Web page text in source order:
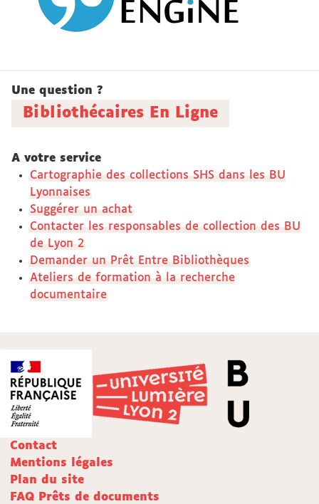
Une question ?
Bibliothécaires En Ligne
A votre service
Cartographie des collections SHS dans les BU
Lyonnaises
Suggérer un achat
Contacter les responsables de collection des BU
de Lyon 2
Demander un Prêt Entre Bibliothèques
Ateliers de formation à la recherche
documentaire
Contact
Mentions légales
Plan du site
FAQ Prêts de documents